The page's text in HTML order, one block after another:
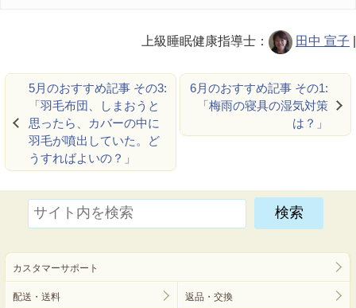
上級睡眠健康指導士： 田中 宣子
5月のおすすめ記事 その3:
「羽毛布団、しまおうと
思ったら、カバーの中に
羽毛が噴出していた。ど
うすればよいの？」
6月のおすすめ記事 その1:
「梅雨の寝具の湿気対策
は？」
カスタマーサポート
配送・送料 返品・交換